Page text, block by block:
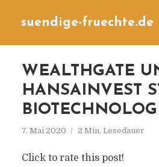
suendige-fruechte.de
WEALTHGATE
HANSAINVEST
7. Mai 2020 2 Min. Lesedauer
Click to rate this post!